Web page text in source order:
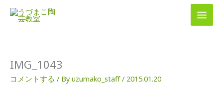
IMG_1043
コメントする / Byuzumako_staff/ 2015.01.20